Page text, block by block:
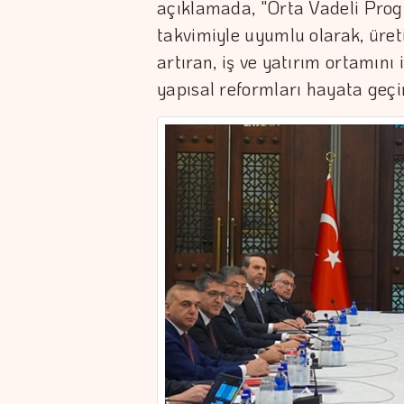
açıklamada, "Orta Vadeli
takvimiyle uyumlu olarak,
artıran, iş ve yatırım
yapısal reformları hayata